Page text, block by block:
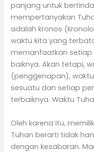
panjang untuk
mempertanyakan
adalah kronos
waktu kita yang
memanfaatkan
baiknya. Akan tetapi,
(penggenapan),
sesuatu dan setiap
terbaiknya. Waktu
Oleh karena itu,
Tuhan berarti tidak
dengan kesabaran.